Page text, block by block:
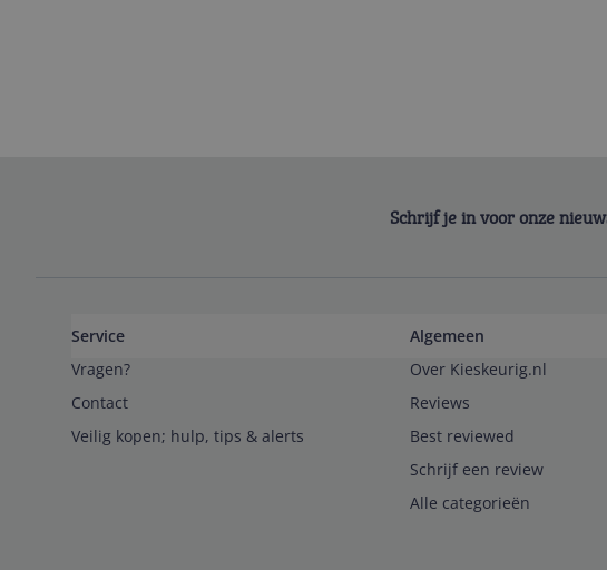
Schrijf je in voor onze
Service
Vragen?
Contact
Veilig kopen; hulp, tips & alerts
Algemeen
Over Kieskeurig.nl
Reviews
Best reviewed
Schrijf een review
Alle categorieën